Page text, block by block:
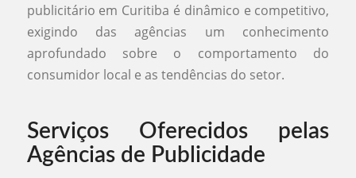
publicitário em Curitiba é dinâmico e competitivo,
exigindo das agências um conhecimento
aprofundado sobre o comportamento do
consumidor local e as tendências do setor.
Serviços Oferecidos pelas
Agências de Publicidade